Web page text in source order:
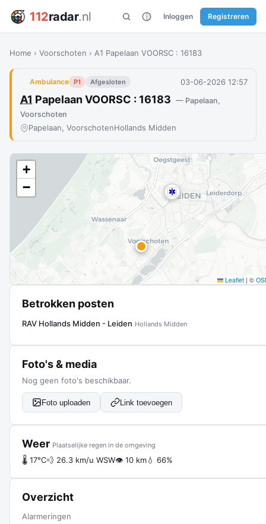
112radar.nl Inloggen Registreren
Home › Voorschoten › A1 Papelaan VOORSC : 16183
Ambulance P1 Afgesloten 03-06-2026 12:57
A1 Papelaan VOORSC : 16183 — Papelaan,
Voorschoten
Papelaan, VoorschotenHollands Midden
+
−
Leaflet | ©
Betrokken posten
RAV Hollands Midden - Leiden Hollands Midden
Foto's & media
Nog geen foto's beschikbaar.
Foto uploaden Link toevoegen
Weer Plaatselijke regen in de omgeving
🌡 17°C💨 26.3 km/u WSW👁 10 km💧 66%
Overzicht
Alarmeringen